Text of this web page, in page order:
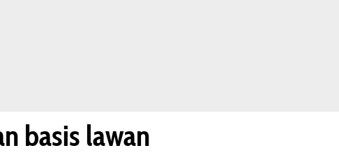
basis lawan